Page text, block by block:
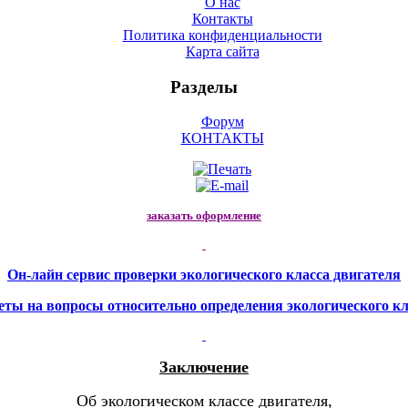
Контакты
Политика конфиденциальности
Карта сайта
Разделы
Форум
КОНТАКТЫ
заказать оформление
Он-лайн сервис проверки экологического класса двигателя
на вопросы относительно определения экологического
Заключение
Об экологическом классе двигателя,